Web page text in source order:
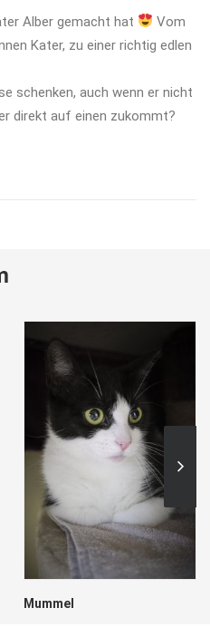
Alber gemacht hat
Vom
Kater, zu einer richtig edlen
schenken, auch wenn er nicht
direkt auf einen zukommt?
Mummel